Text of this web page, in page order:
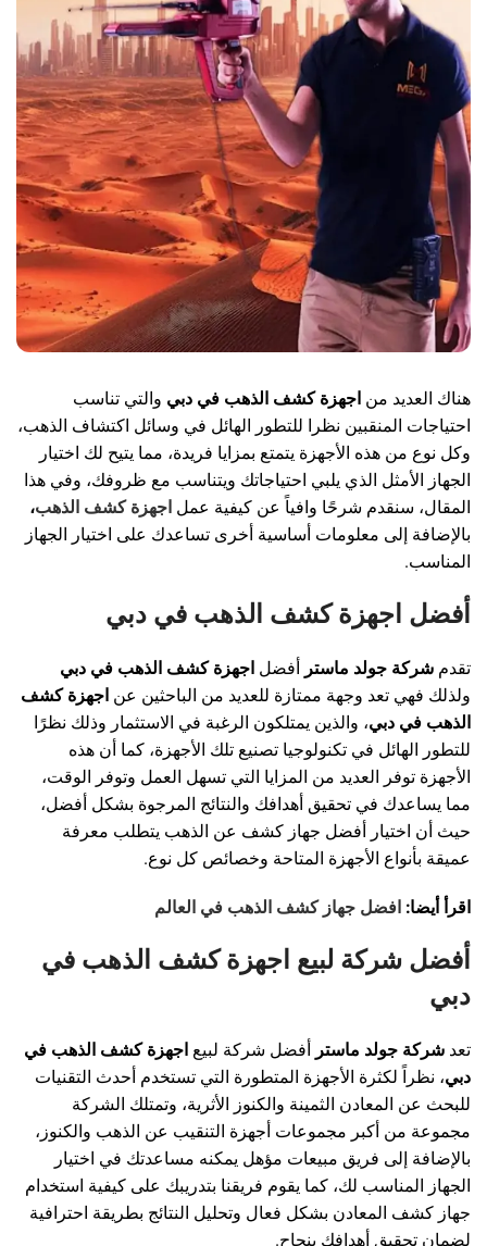
هناك العديد من اجهزة كشف الذهب في دبي والتي تناسب
احتياجات المنقبين نظرا للتطور الهائل في وسائل اكتشاف الذهب،
وكل نوع من هذه الأجهزة يتمتع بمزايا فريدة، مما يتيح لك اختيار
الجهاز الأمثل الذي يلبي احتياجاتك ويتناسب مع ظروفك، وفي هذا
المقال، سنقدم شرحًا وافياً عن كيفية عمل اجهزة كشف الذهب،
بالإضافة إلى معلومات أساسية أخرى تساعدك على اختيار الجهاز
المناسب.
أفضل اجهزة كشف الذهب في دبي
تقدم شركة جولد ماستر أفضل اجهزة كشف الذهب في دبي
ولذلك فهي تعد وجهة ممتازة للعديد من الباحثين عن اجهزة كشف
الذهب في دبي، والذين يمتلكون الرغبة في الاستثمار وذلك نظرًا
للتطور الهائل في تكنولوجيا تصنيع تلك الأجهزة، كما أن هذه
الأجهزة توفر العديد من المزايا التي تسهل العمل وتوفر الوقت،
مما يساعدك في تحقيق أهدافك والنتائج المرجوة بشكل أفضل،
حيث أن اختيار أفضل جهاز كشف عن الذهب يتطلب معرفة
عميقة بأنواع الأجهزة المتاحة وخصائص كل نوع.
اقرأ أيضا: افضل جهاز كشف الذهب في العالم
أفضل شركة لبيع اجهزة كشف الذهب في
دبي
تعد شركة جولد ماستر أفضل شركة لبيع اجهزة كشف الذهب في
دبي، نظراً لكثرة الأجهزة المتطورة التي تستخدم أحدث التقنيات
للبحث عن المعادن الثمينة والكنوز الأثرية، وتمتلك الشركة
مجموعة من أكبر مجموعات أجهزة التنقيب عن الذهب والكنوز،
بالإضافة إلى فريق مبيعات مؤهل يمكنه مساعدتك في اختيار
الجهاز المناسب لك، كما يقوم فريقنا بتدريبك على كيفية استخدام
جهاز كشف المعادن بشكل فعال وتحليل النتائج بطريقة احترافية
لضمان تحقيق أهدافك بنجاح.